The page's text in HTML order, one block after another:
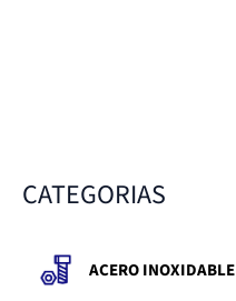
CATEGORIAS
ACERO INOXIDABLE